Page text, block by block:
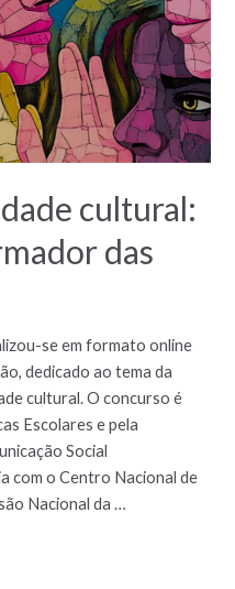
cultural:
das
se em formato online
dedicado ao tema da
cultural. O concurso é
Escolares e pela
Social
com o Centro Nacional de
Nacional da …